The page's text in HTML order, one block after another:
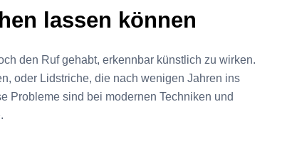
lassen können
den Ruf gehabt, erkennbar künstlich zu wirken.
oder Lidstriche, die nach wenigen Jahren ins
Probleme sind bei modernen Techniken und